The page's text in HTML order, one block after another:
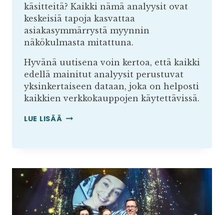
käsitteitä? Kaikki nämä analyysit ovat
keskeisiä tapoja kasvattaa
asiakasymmärrystä myynnin
näkökulmasta mitattuna.
Hyvänä uutisena voin kertoa, että kaikki
edellä mainitut analyysit perustuvat
yksinkertaiseen dataan, joka on helposti
kaikkien verkkokauppojen käytettävissä.
LUE LISÄÄ ASIAKASYMMÄRRYSTÄ